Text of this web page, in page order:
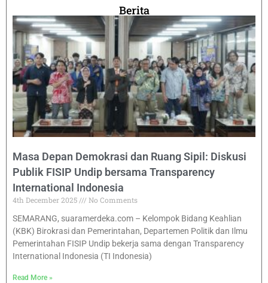
Berita
Masa Depan Demokrasi dan Ruang Sipil: Diskusi
Publik FISIP Undip bersama Transparency
International Indonesia
4th December 2025
No Comments
SEMARANG, suaramerdeka.com – Kelompok Bidang Keahlian
(KBK) Birokrasi dan Pemerintahan, Departemen Politik dan Ilmu
Pemerintahan FISIP Undip bekerja sama dengan Transparency
International Indonesia (TI Indonesia)
Read More »